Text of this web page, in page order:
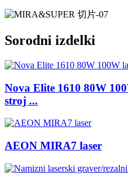
Sorodni izdelki
Nova Elite 1610 80W
stroj ...
AEON MIRA7 laser